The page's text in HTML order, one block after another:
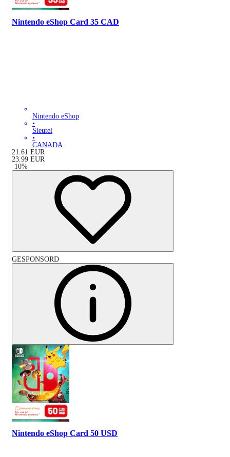
Nintendo eShop Card 35 CAD
Nintendo eShop
•
Sleutel
•
CANADA
21.61 EUR
23.99 EUR
-10%
GESPONSORD
Nintendo eShop Card 50 USD